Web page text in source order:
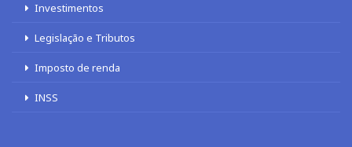
Investimentos
Legislação e Tributos
Imposto de renda
INSS